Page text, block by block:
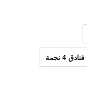
فنادق 4 نجمة